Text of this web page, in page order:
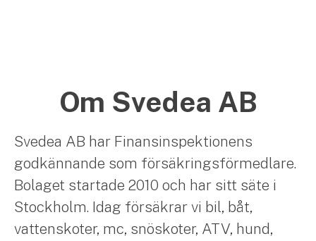
Om Svedea AB
Svedea AB har Finansinspektionens
godkännande som försäkringsförmedlare.
Bolaget startade 2010 och har sitt säte i
Stockholm. Idag försäkrar vi bil, båt,
vattenskoter, mc, snöskoter, ATV, hund,